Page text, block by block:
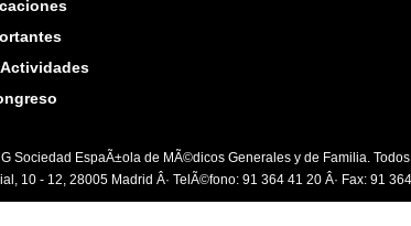
Sociedad EspaÃ±ola de MÃ©dicos Generales y de Familia.
10 - 12, 28005 Madrid Â· TelÃ©fono: 91 364 41 20 Â· Fax: 91